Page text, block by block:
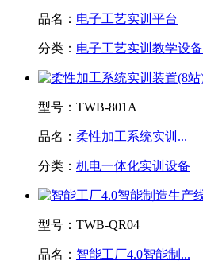
品名： 电子工艺实训平台
分类： 电子工艺实训教学设备
型号： TWB-801A
品名： 柔性加工系统实训...
分类： 机电一体化实训设备
型号： TWB-QR04
品名： 智能工厂4.0智能制...